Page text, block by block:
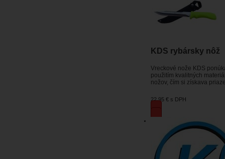
KDS rybársky nôž
Vreckové nože KDS
použitím kvalitných
nožov, čím si získava
22,95 € s DPH